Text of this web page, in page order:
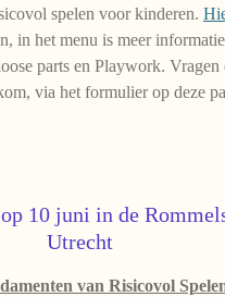
spelen voor kinderen.
in het menu is meer
parts en Playwork. Vragen
via het formulier op deze
10 juni in de
Utrecht
van Risicovol